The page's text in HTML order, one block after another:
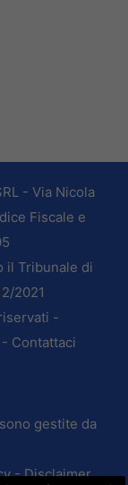
- Via Nicola
Fiscale e
il Tribunale di
2021
-
Contattaci
gestite da
-Disclaimer